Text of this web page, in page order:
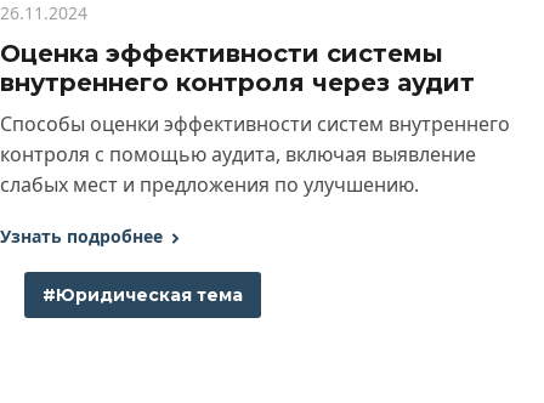
26.11.2024
Оценка эффективности системы
внутреннего контроля через аудит
Способы оценки эффективности систем внутреннего
контроля с помощью аудита, включая выявление
слабых мест и предложения по улучшению.
Узнать подробнее
#Юридическая тема